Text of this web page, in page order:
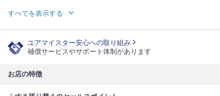
すべてを表示する
ユアマイスター安心への取り組み
補償サービスやサポート体制があります
お店の特徴